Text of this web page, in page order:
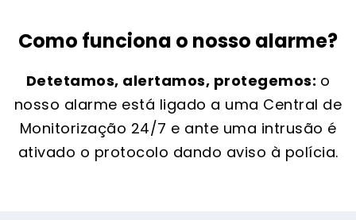
Como funciona o nosso alarme?
Detetamos, alertamos, protegemos: o
nosso alarme está ligado a uma Central de
Monitorização 24/7 e ante uma intrusão é
ativado o protocolo dando aviso à polícia.